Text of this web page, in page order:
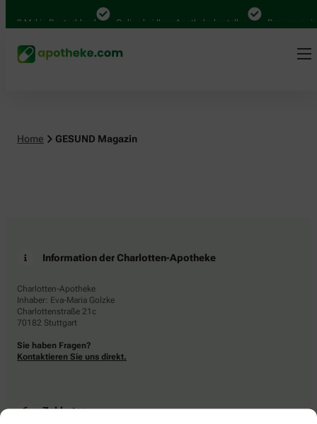
Mal in Deutschland Online bei Ihrer Apotheke bestellen Bequem
Home GESUND Magazin
Information der Charlotten-Apotheke
Charlotten-Apotheke
Inhaber: Eva-Maria Golzke
Charlottenstraße 21c
70182 Stuttgart
Sie haben Fragen?
Kontaktieren Sie uns direkt.
Zahlarten